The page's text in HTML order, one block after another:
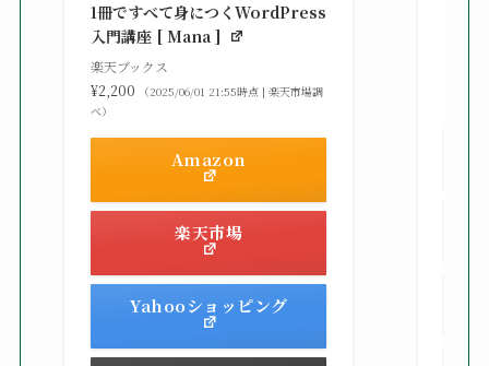
1冊ですべて身につくWordPress
入門講座 [ Mana ]
楽天ブックス
¥2,200
（2025/06/01 21:55時点 | 楽天市場調
べ）
Amazon
楽天市場
Yahooショッピング